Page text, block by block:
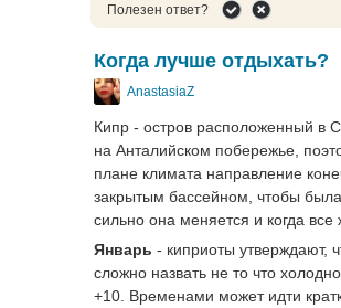
Полезен ответ?
Когда лучше отдыхать?
AnastasiaZ
Кипр - остров расположенный в
на Анталийском побережье,
плане климата направление
закрытым бассейном, чтобы
сильно она меняется и когда все
Январь - киприоты утверждают,
сложно назвать не то что
+10. Временами может идти